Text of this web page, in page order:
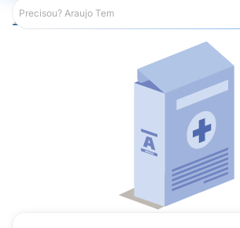
Araujo Medicamentos